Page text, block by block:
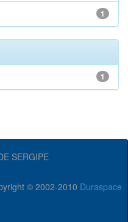
1
1
SERGIPE
© 2002-2010 Duraspace